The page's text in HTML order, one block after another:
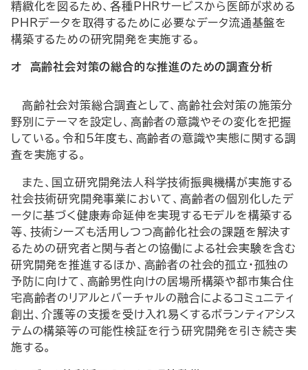
精緻化を図るため、各種 PHRサービスから医師が求める
PHRデータを取得するために必要なデータ流通基盤を
構築するための研究開発を実施する。
オ 高齢社会対策の総合的な推進のための調査分析
高齢社会対策総合調査として、高齢社会対策の施策分
野別にテーマを設定し、高齢者の意識やその変化を把握
している。令和5年度も、高齢者の意識や実態に関する調
査を実施する。
また、国立研究開発法人科学技術振興機構が実施する
社会技術研究開発事業において、高齢者の個別化したデ
ータに基づく健康寿命延伸を実現するモデルを構築する
等、技術シーズも活用しつつ高齢化社会の課題を解決す
るための研究者と関与者との協働による社会実験を含む
研究開発を推進するほか、高齢者の社会的孤立・孤独の
予防に向けて、高齢男性向けの居場所構築や都市集合住
宅高齢者のリアルとバーチャルの融合によるコミュニティ
創出、介護等の支援を受け入れ易くするボランティアシス
テムの構築等の可能性検証を行う研究開発を引き続き実
施する。